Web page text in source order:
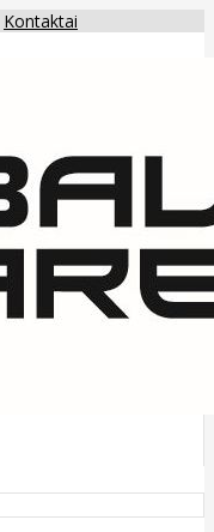
Kontaktai